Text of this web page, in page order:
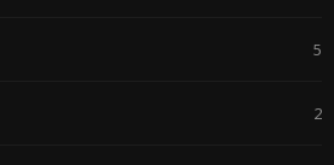
5
2